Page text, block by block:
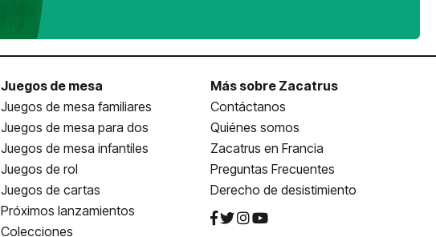
Juegos de mesa
Juegos de mesa familiares
Juegos de mesa para dos
Juegos de mesa infantiles
Juegos de rol
Juegos de cartas
Próximos lanzamientos
Colecciones
Más sobre Zacatrus
Contáctanos
Quiénes somos
Zacatrus en Francia
Preguntas Frecuentes
Derecho de desistimiento